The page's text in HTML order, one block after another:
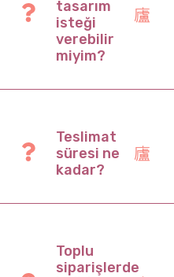
tasarım
isteği
verebilir
miyim?
Teslimat
süresi ne
kadar?
Toplu
siparişlerde